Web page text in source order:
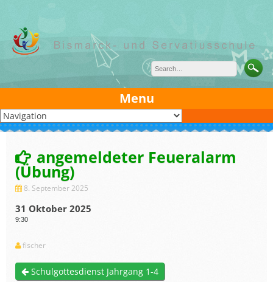
content
Menu
angemeldeter Feueralarm
(Übung)
8. September 2025
31 Oktober 2025
9:30
fischer
Schulgottesdienst Jahrgang 1-4